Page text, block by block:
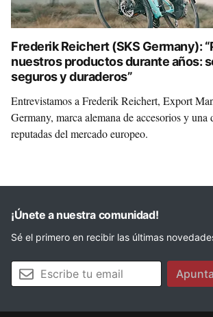
Frederik Reichert (SKS Germany):
nuestros productos durante años:
seguros y duraderos”
Entrevistamos a Frederik Reichert, Export
Germany, marca alemana de accesorios y una
reputadas del mercado europeo.
¡Únete a nuestra comunidad!
Sé el primero en recibir las últimas
Tu email